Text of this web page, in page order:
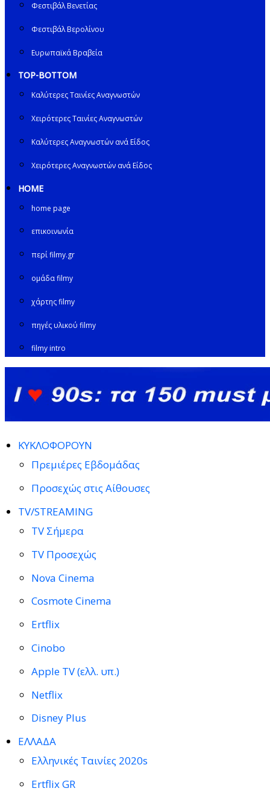
Φεστιβάλ Βενετίας
Φεστιβάλ Βερολίνου
Ευρωπαϊκά Βραβεία
TOP-BOTTOM
Καλύτερες Ταινίες Αναγνωστών
Χειρότερες Ταινίες Αναγνωστών
Καλύτερες Αναγνωστών ανά Είδος
Χειρότερες Αναγνωστών ανά Είδος
HOME
home page
επικοινωνία
περί filmy.gr
ομάδα filmy
χάρτης filmy
πηγές υλικού filmy
filmy intro
ΚΥΚΛΟΦΟΡΟΥΝ
Πρεμιέρες Εβδομάδας
Προσεχώς στις Αίθουσες
TV/STREAMING
TV Σήμερα
TV Προσεχώς
Nova Cinema
Cosmote Cinema
Ertflix
Cinobo
Apple TV (ελλ. υπ.)
Netflix
Disney Plus
ΕΛΛΑΔΑ
Ελληνικές Ταινίες 2020s
Ertflix GR